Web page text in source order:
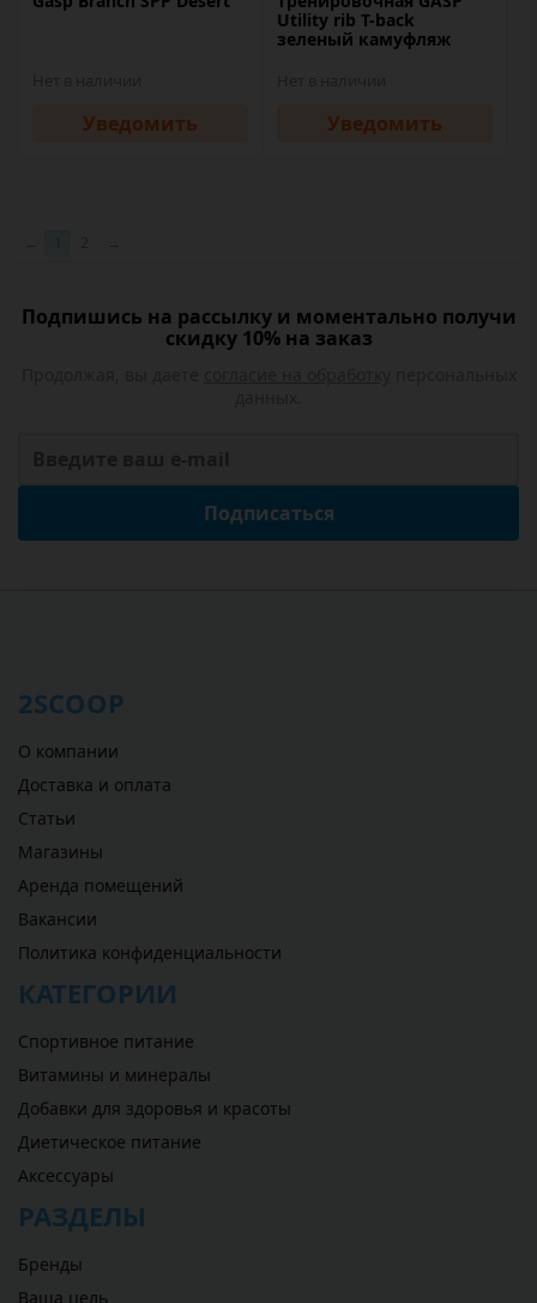
Уведомить
Utility rib T-back
зеленый камуфляж
Уведомить
Подпишись на рассылку и моментально получи
скидку 10% на заказ
Подписаться
2SCOOP
О компании
Доставка и оплата
Статьи
Магазины
Аренда помещений
Вакансии
Политика конфиденциальности
КАТЕГОРИИ
Спортивное питание
Витамины и минералы
Добавки для здоровья и красоты
Диетическое питание
Аксессуары
РАЗДЕЛЫ
Бренды
Ваша цель